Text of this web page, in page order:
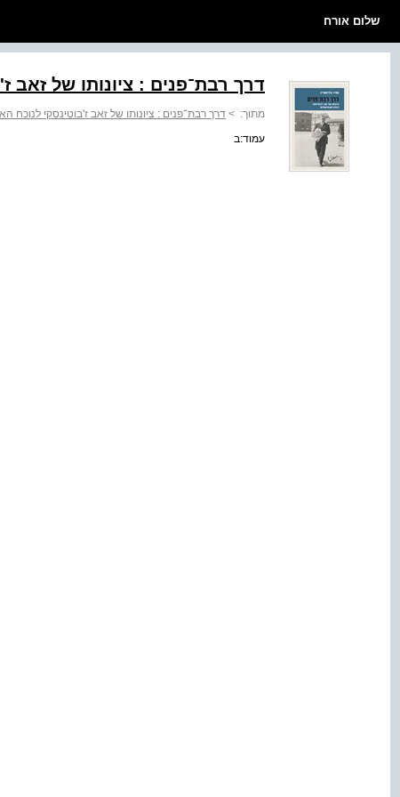
שלום אורח
דרך רבת־פנים : ציונותו של זאב
מתוך: > דרך רבת־פנים : ציונותו של זאב ז'בוטינסקי לנוכח
עמוד:ב